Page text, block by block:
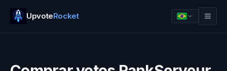
UpvoteRocket